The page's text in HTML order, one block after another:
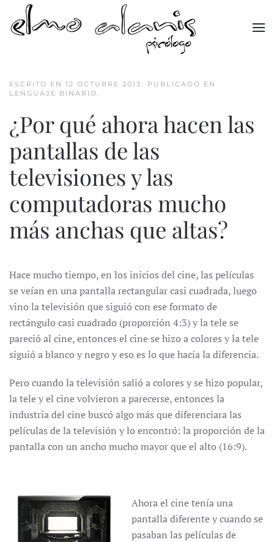
Skip to main content
ESCRITO EN 12 OCTUBRE 2013. PUBLICADO EN
LENGUAJE BINARIO.
¿Por qué ahora hacen las
pantallas de las
televisiones y las
computadoras mucho
más anchas que altas?
Hace mucho tiempo, en los inicios del cine, las películas
se veían en una pantalla rectangular casi cuadrada, luego
vino la televisión que siguió con ese formato de
rectángulo casi cuadrado (proporción 4:3) y la tele se
pareció al cine, entonces el cine se hizo a colores y la tele
siguió a blanco y negro y eso es lo que hacía la diferencia.
Pero cuando la televisión salió a colores y se hizo popular,
la tele y el cine volvieron a parecerse, entonces la
industria del cine buscó algo más que diferenciara las
películas de la televisión y lo encontró: la proporción de la
pantalla con un ancho mucho mayor que el alto (16:9).
Ahora el cine tenía una
pantalla diferente y cuando se
pasaban las películas de